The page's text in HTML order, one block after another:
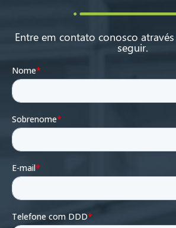
Entre em contato conosco
seguir.